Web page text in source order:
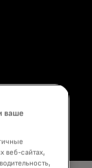
ваше
веб-сайтах,